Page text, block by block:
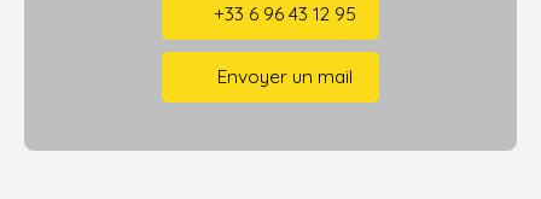
+33 6 96 43 12 95
Envoyer un mail